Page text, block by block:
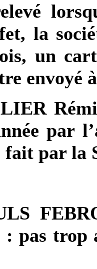
la
un
envoyé
par
par la
pas trop